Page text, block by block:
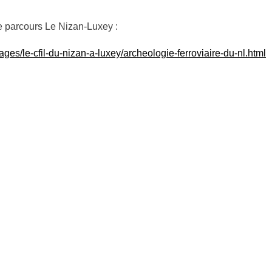
parcours Le Nizan-Luxey :
le-cfil-du-nizan-a-luxey/archeologie-ferroviaire-du-nl.html